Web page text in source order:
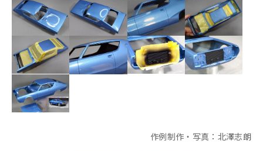
作例制作・写真：北澤志朗